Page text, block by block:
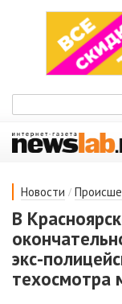
Новости /
В
экс-
техосмотра